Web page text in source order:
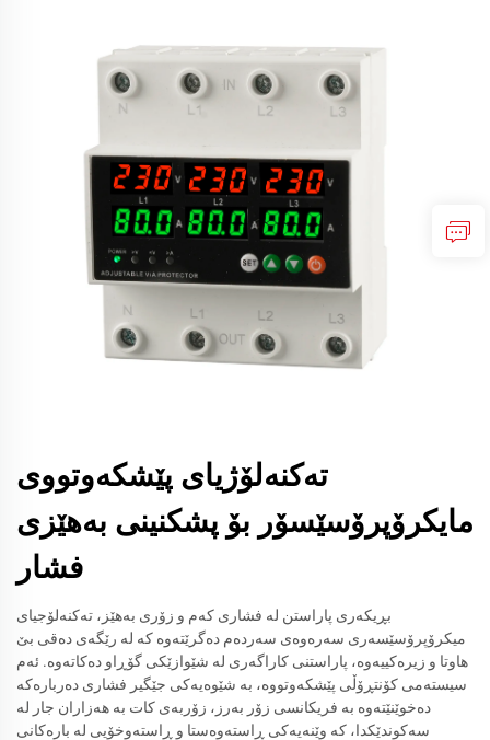
تەکنەلۆژیای پێشکەوتووی
مایکرۆپرۆسێسۆر بۆ پشکنینی بەهێزی
فشار
بڕیکەری پاراستن لە فشاری کەم و زۆری بەهێز، تەکنەلۆجیای
میکرۆپرۆسێسەری سەرەوەی سەردەم دەگرێتەوە کە لە رێگەی دەقی بێ
هاوتا و زیرەکییەوە، پاراستنی کاراگەری لە شێوازێکی گۆڕاو دەکاتەوە. ئەم
سیستەمی کۆنتڕۆڵی پێشکەوتووە، بە شێوەیەکی جێگیر فشاری دەربارەکە
دەخوێنێتەوە بە فریکانسی زۆر بەرز، زۆربەی کات بە هەزاران جار لە
سەکوندێکدا، کە وێنەیەکی ڕاستەوەستا و ڕاستەوخۆیی لە بارەکانی